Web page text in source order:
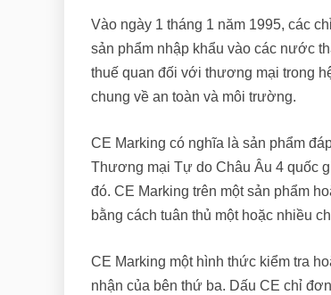
Vào ngày 1 tháng 1 năm 1995, các
sản phẩm nhập khẩu vào các nước
thuế quan đối với thương mại trong
chung về an toàn và môi trường.
CE Marking có nghĩa là sản phẩm
Thương mại Tự do Châu Âu 4 quốc
đó. CE Marking trên một sản phẩm
bằng cách tuân thủ một hoặc nhiều
CE Marking một hình thức kiểm tra
nhận của bên thứ ba. Dấu CE chỉ